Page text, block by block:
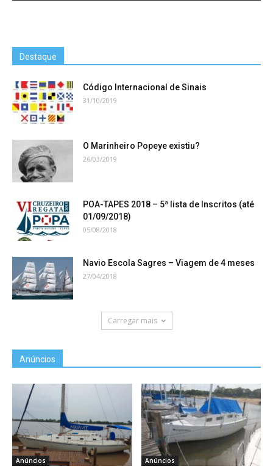
Destaque
Código Internacional de Sinais
31/10/2019
O Marinheiro Popeye existiu?
26/03/2019
POA-TAPES 2018 – 5ª lista de Inscritos (até
01/09/2018)
05/08/2018
Navio Escola Sagres – Viagem de 4 meses
27/04/2018
Carregar mais
Anúncios
Anúncios Anúncios